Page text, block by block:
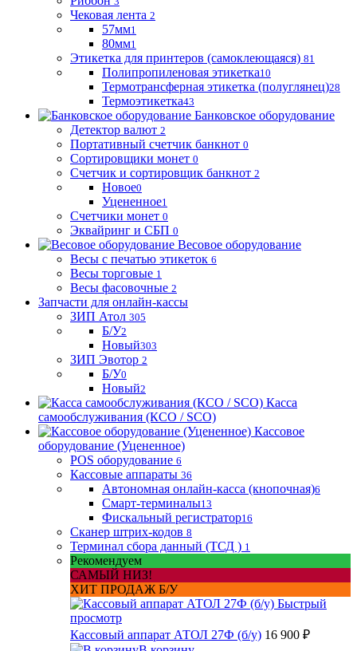
Чековая лента 2
57мм1
80мм1
Этикетка для принтеров (самоклеющаяся) 81
Полипропиленовая этикетка10
Термотрансферная этикетка (полуглянец)28
Термоэтикетка43
Банковское оборудование
Детектор валют 2
Портативный счетчик банкнот 0
Сортировщики монет 0
Счетчик и сортировщик банкнот 2
Новое0
Уцененное1
Счетчики монет 0
Эквайринг и СБП 0
Весовое оборудование
Весы с печатью этикеток 6
Весы торговые 1
Весы фасовочные 2
Запчасти для онлайн-кассы
ЗИП Атол 305
Б/У2
Новый303
ЗИП Эвотор 2
Б/У0
Новый2
Касса
самообслуживания (КСО / SCO)
Кассовое
оборудование (Уцененное)
POS оборудование 6
Кассовые аппараты 36
Автономная онлайн-касса (кнопочная)6
Смарт-терминалы13
Фискальный регистратор16
Сканер штрих-кодов 8
Терминал сбора данный (ТСД ) 1
Рекомендуем
САМЫЙ НИЗ!
ХИТ ПРОДАЖ Б/У
Быстрый
просмотр
Кассовый аппарат АТОЛ 27Ф (б/у) 16 900 ₽